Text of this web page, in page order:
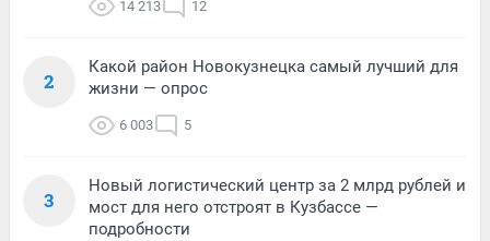
14 213 12
2
Какой район Новокузнецка самый лучший для
жизни — опрос
6 003 5
3
Новый логистический центр за 2 млрд рублей и
мост для него отстроят в Кузбассе —
подробности